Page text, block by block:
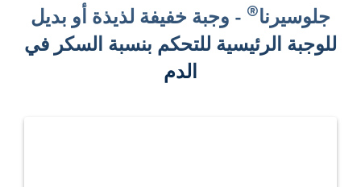
جلوسيرنا® - وجبة خفيفة لذيذة أو بديل
للوجبة الرئيسية للتحكم بنسبة السكر في
الدم